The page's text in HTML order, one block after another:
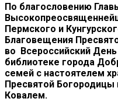
По благословению
Пермского и
Благовещения
во Всероссийский
библиотеке города
семей с настоятелем
Пресвятой
Ковалем.